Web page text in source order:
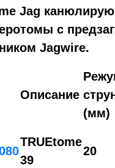
Jag
с
Jagwire.
Описание
(мм)
TRUEtome
39
20